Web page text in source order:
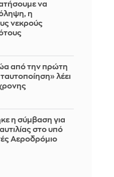
να
η
νεκρούς
από την πρώτη
λέει
η σύμβαση για
στο υπό
Αεροδρόμιο